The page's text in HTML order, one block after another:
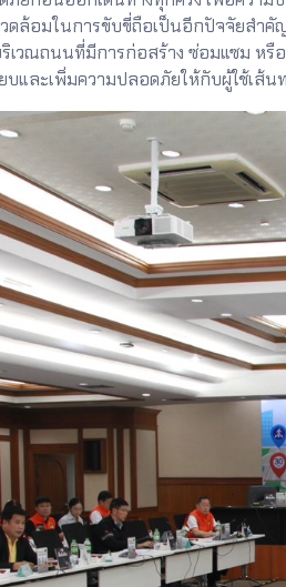
ดล้อมในการขับขี่ถือเป็นอีกปัจจัยสำคั
วณถนนที่มีการก่อสร้าง ซ่อมแซม หรือ
บและเพิ่มความปลอดภัยให้กับผู้ใช้เส้น